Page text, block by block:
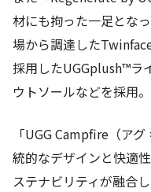
材にも拘った一足とな
場から調達した
採用したUGGplush™ラ
ウトソールなどを採用。
「UGG Campfire（ア
統的なデザインと快適
ステナビリティが融合